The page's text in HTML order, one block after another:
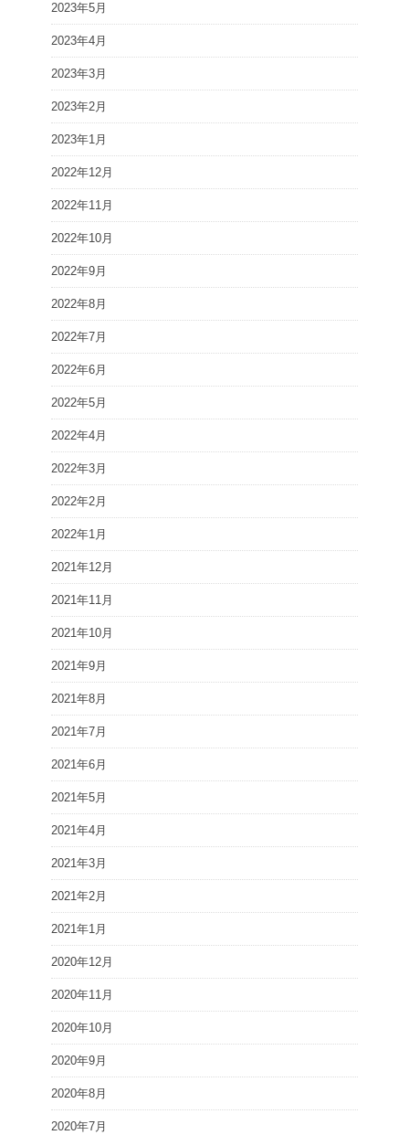
2023年5月
2023年4月
2023年3月
2023年2月
2023年1月
2022年12月
2022年11月
2022年10月
2022年9月
2022年8月
2022年7月
2022年6月
2022年5月
2022年4月
2022年3月
2022年2月
2022年1月
2021年12月
2021年11月
2021年10月
2021年9月
2021年8月
2021年7月
2021年6月
2021年5月
2021年4月
2021年3月
2021年2月
2021年1月
2020年12月
2020年11月
2020年10月
2020年9月
2020年8月
2020年7月